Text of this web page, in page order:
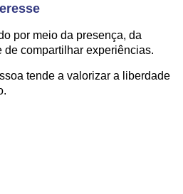
por meio da presença, da
compartilhar experiências.
tende a valorizar a liberdade